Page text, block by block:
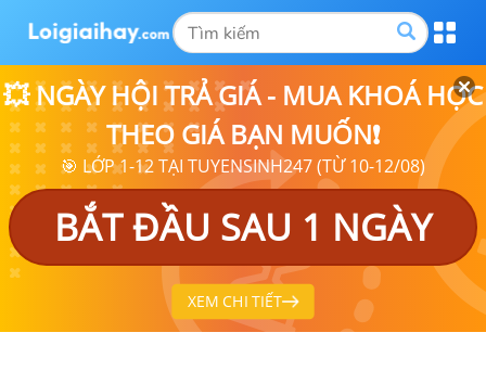
💥 NGÀY HỘI TRẢ GIÁ - MUA KHOÁ HỌC
THEO GIÁ BẠN MUỐN❗
🎯 LỚP 1-12 TẠI TUYENSINH247 (TỪ 10-12/08)
BẮT ĐẦU SAU 1 NGÀY
XEM CHI TIẾT